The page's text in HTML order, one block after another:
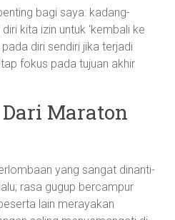
bagi saya: kadang-
kita izin untuk ‘kembali ke
diri sendiri jika terjadi
fokus pada tujuan akhir
Maraton
yang sangat dinanti-
rasa gugup bercampur
lain merayakan